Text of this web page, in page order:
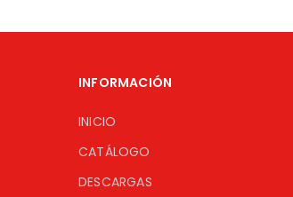
INFORMACIÓN
INICIO
CATÁLOGO
DESCARGAS